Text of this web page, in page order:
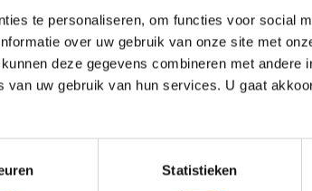
te personaliseren, om functies voor social
over uw gebruik van onze site met
deze gegevens combineren met andere
uw gebruik van hun services. U gaat
Statistieken